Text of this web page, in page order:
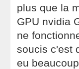
plus que la
GPU nvidia
ne
soucis c'est
eu